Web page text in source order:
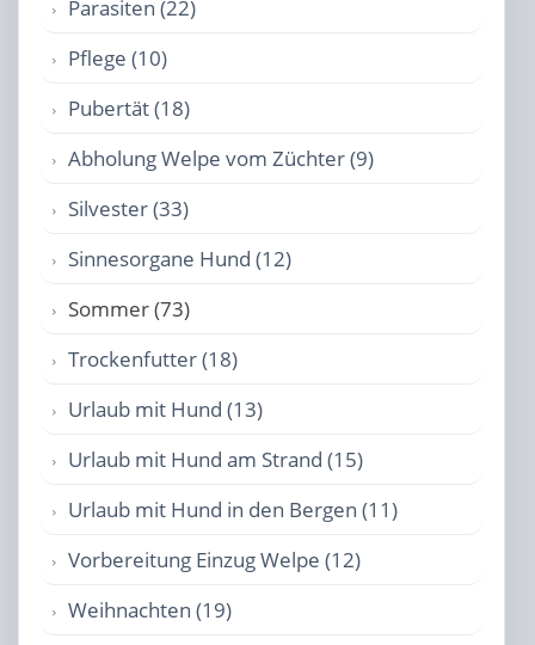
Parasiten (22)
Pflege (10)
Pubertät (18)
Abholung Welpe vom Züchter (9)
Silvester (33)
Sinnesorgane Hund (12)
Sommer (73)
Trockenfutter (18)
Urlaub mit Hund (13)
Urlaub mit Hund am Strand (15)
Urlaub mit Hund in den Bergen (11)
Vorbereitung Einzug Welpe (12)
Weihnachten (19)